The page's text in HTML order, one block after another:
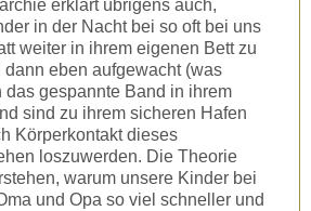
erklärt übrigens auch,
in der Nacht bei so oft bei uns
weiter in ihrem eigenen Bett zu
eben aufgewacht (was
das gespannte Band in ihrem
sind zu ihrem sicheren Hafen
Körperkontakt dieses
loszuwerden. Die Theorie
warum unsere Kinder bei
und Opa so viel schneller und